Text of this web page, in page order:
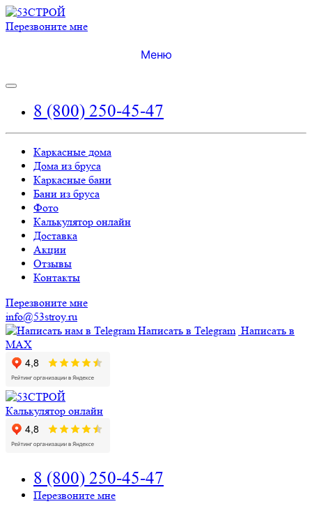
Перезвоните мне
Меню
8 (800) 250-45-47
Каркасные дома
Дома из бруса
Каркасные бани
Бани из бруса
Фото
Калькулятор онлайн
Доставка
Акции
Отзывы
Контакты
Перезвоните мне
info@53stroy.ru
Написать в Telegram Написать в
MAX
Калькулятор онлайн
8 (800) 250-45-47
Перезвоните мне